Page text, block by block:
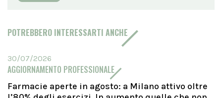
POTREBBERO INTERESSARTI ANCHE
30/07/2026
AGGIORNAMENTO PROFESSIONALE
Farmacie aperte in agosto: a Milano attivo oltre